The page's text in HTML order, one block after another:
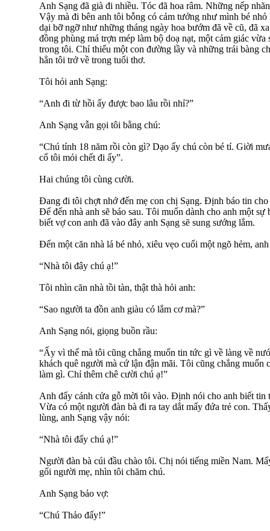
Anh Sạng đã già đi nhiều. Tóc đã hoa râm. Những nếp
Vậy mà đi bên anh tôi bỗng có cảm tưởng như mình bé
dại bỡ ngỡ như những tháng ngày hoa bướm đã về cũ, đã
đồng phùng má trợn mép làm bộ doạ nạt, một cảm giác
trong tôi. Chỉ thiếu một con đường lầy và những trái bàng
hẳn tôi trở về trong tuổi thơ.
Tôi hỏi anh Sạng:
“Anh đi từ hồi ấy được bao lâu rồi nhỉ?”
Anh Sạng vẫn gọi tôi bằng chú:
“Chú tính 18 năm rồi còn gì? Dạo ấy chú còn bé tí. Giời
cổ tôi mỏi chết đi ấy”.
Hai chúng tôi cùng cười.
Đang đi tôi chợt nhớ đến mẹ con chị Sạng. Định báo tin
Để đến nhà anh sẽ báo sau. Tôi muốn dành cho anh một
biết vợ con anh đã vào đây anh Sạng sẽ sung sướng lắm.
Đến một căn nhà lá bé nhỏ, xiêu vẹo cuối một ngõ hẻm,
“Nhà tôi đây chú ạ!”
Tôi nhìn căn nhà tồi tàn, thật thà hỏi anh:
“Sao người ta đồn anh giàu có lắm cơ mà?”
Anh Sạng nói, giọng buồn rầu:
“Ấy vì thế mà tôi cũng chẳng muốn tin tức gì về làng về
khách quê người mà cứ lận đận mãi. Tôi cũng chẳng muốn
làm gì. Chỉ thêm chê cười chú ạ!”
Anh đẩy cánh cửa gỗ mời tôi vào. Định nói cho anh biết tin
Vừa có một người đàn bà đi ra tay dắt mấy đứa trẻ con.
lùng, anh Sạng vậy nói:
“Nhà tôi đấy chú ạ!”
Người đàn bà cúi đầu chào tôi. Chị nói tiếng miền Nam.
gối người mẹ, nhìn tôi chăm chú.
Anh Sạng bảo vợ:
“Chú Thảo đấy!”